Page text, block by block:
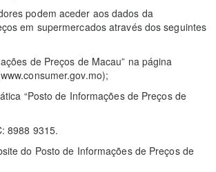
podem aceder aos dados da
em supermercados através dos seguintes
de Preços de Macau” na página
“Posto de Informações de Preços de
8988 9315.
do Posto de Informações de Preços de